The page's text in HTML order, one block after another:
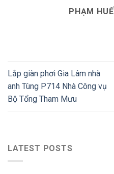
PHẠM HUẾ
Lắp giàn phơi Gia Lâm nhà
anh Tùng P714 Nhà Công vụ
Bộ Tổng Tham Mưu
LATEST POSTS